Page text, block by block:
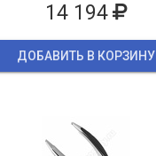
14 194
ДОБАВИТЬ В КОРЗИНУ